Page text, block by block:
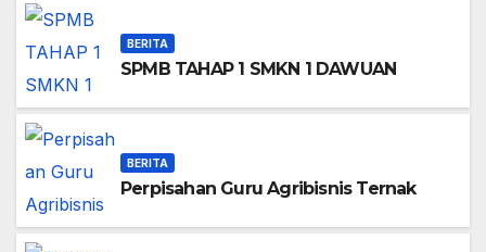
BERITA
SPMB TAHAP 1 SMKN 1 DAWUAN
BERITA
Perpisahan Guru Agribisnis Ternak